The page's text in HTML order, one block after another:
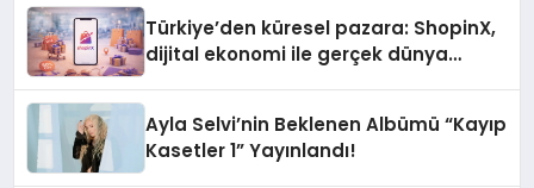
Türkiye’den küresel pazara: ShopinX,
dijital ekonomi ile gerçek dünya
Ayla Selvi’nin Beklenen Albümü “Kayıp
Kasetler 1” Yayınlandı!